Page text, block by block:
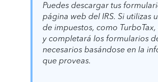
Puedes descargar tus
página web del IRS. Si utilizas
de impuestos, como
y completará los formularios
necesarios basándose en la
que proveas.